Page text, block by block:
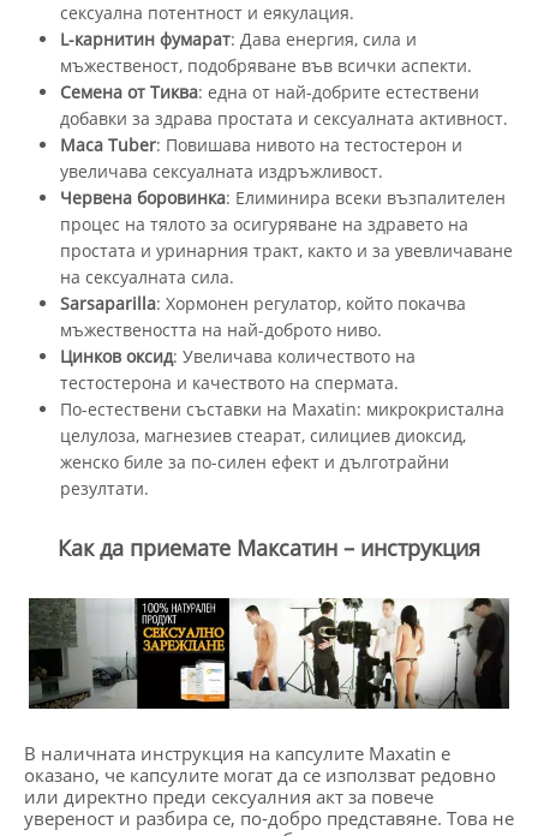
сексуална потентност и еякулация.
L-карнитин фумарат: Дава енергия, сила и
мъжественост, подобряване във всички аспекти.
Семена от Тиква: една от най-добрите естествени
добавки за здрава простата и сексуалната активност.
Maca Tuber: Повишава нивото на тестостерон и
увеличава сексуалната издръжливост.
Червена боровинка: Елиминира всеки възпалителен
процес на тялото за осигуряване на здравето на
простата и уринарния тракт, както и за увевличаване
на сексуалната сила.
Sarsaparilla: Хормонен регулатор, който покачва
мъжествеността на най-доброто ниво.
Цинков оксид: Увеличава количеството на
тестостерона и качеството на спермата.
По-естествени съставки на Maxatin: микрокристална
целулоза, магнезиев стеарат, силициев диоксид,
женско биле за по-силен ефект и дълготрайни
резултати.
Как да приемате Максатин – инструкция
В наличната инструкция на капсулите Maxatin е
оказано, че капсулите могат да се използват редовно
или директно преди сексуалния акт за повече
увереност и разбира се, по-добро представяне. Това не